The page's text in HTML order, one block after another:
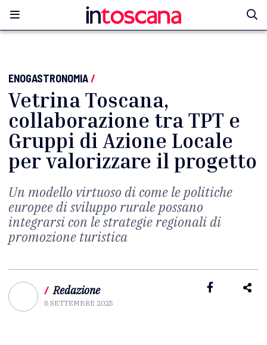
ENOGASTRONOMIA/
Vetrina Toscana,
collaborazione tra TPT e
Gruppi di Azione Locale
per valorizzare il progetto
Un modello virtuoso di come le politiche
europee di sviluppo rurale possano
integrarsi con le strategie regionali di
promozione turistica
/ Redazione
8 SETTEMBRE 2025